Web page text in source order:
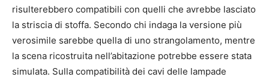
risulterebbero compatibili con quelli che avrebbe lasciato
la striscia di stoffa. Secondo chi indaga la versione più
verosimile sarebbe quella di uno strangolamento, mentre
la scena ricostruita nell’abitazione potrebbe essere stata
simulata. Sulla compatibilità dei cavi delle lampade